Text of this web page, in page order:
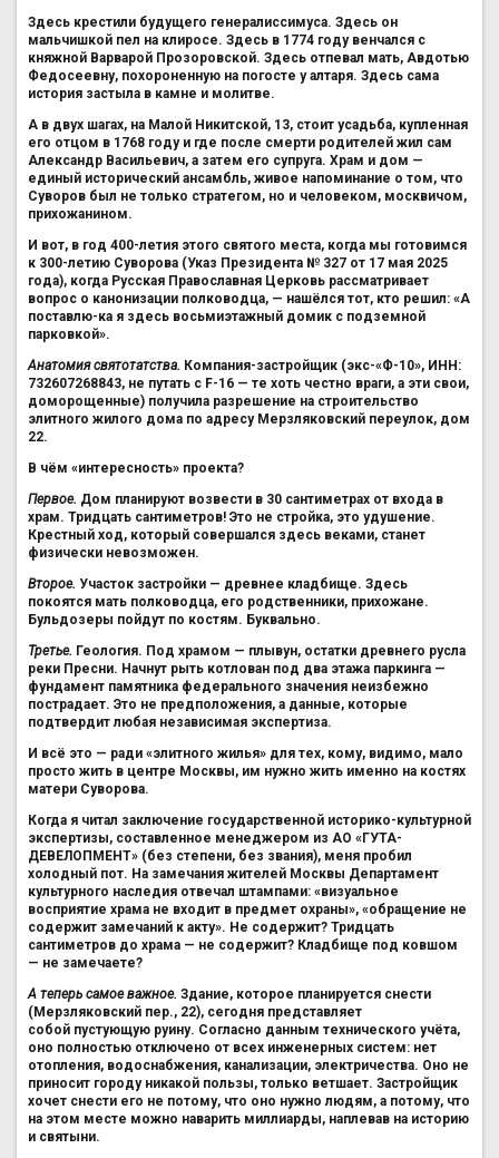
Здесь крестили будущего генералиссимуса. Здесь он
мальчишкой пел на клиросе. Здесь в 1774 году венчался с
княжной Варварой Прозоровской. Здесь отпевал мать, Авдотью
Федосеевну, похороненную на погосте у алтаря. Здесь сама
история застыла в камне и молитве.
А в двух шагах, на Малой Никитской, 13, стоит усадьба, купленная
его отцом в 1768 году и где после смерти родителей жил сам
Александр Васильевич, а затем его супруга. Храм и дом —
единый исторический ансамбль, живое напоминание о том, что
Суворов был не только стратегом, но и человеком, москвичом,
прихожанином.
И вот, в год 400-летия этого святого места, когда мы готовимся
к 300-летию Суворова (Указ Президента № 327 от 17 мая 2025
года), когда Русская Православная Церковь рассматривает
вопрос о канонизации полководца, — нашёлся тот, кто решил: «А
поставлю-ка я здесь восьмиэтажный домик с подземной
парковкой».
Анатомия святотатства. Компания-застройщик (экс-«Ф-10», ИНН:
732607268843, не путать с F-16 — те хоть честно враги, а эти свои,
доморощенные) получила разрешение на строительство
элитного жилого дома по адресу Мерзляковский переулок, дом
22.
В чём «интересность» проекта?
Первое. Дом планируют возвести в 30 сантиметрах от входа в
храм. Тридцать сантиметров! Это не стройка, это удушение.
Крестный ход, который совершался здесь веками, станет
физически невозможен.
Второе. Участок застройки — древнее кладбище. Здесь
покоятся мать полководца, его родственники, прихожане.
Бульдозеры пойдут по костям. Буквально.
Третье. Геология. Под храмом — плывун, остатки древнего русла
реки Пресни. Начнут рыть котлован под два этажа паркинга —
фундамент памятника федерального значения неизбежно
пострадает. Это не предположения, а данные, которые
подтвердит любая независимая экспертиза.
И всё это — ради «элитного жилья» для тех, кому, видимо, мало
просто жить в центре Москвы, им нужно жить именно на костях
матери Суворова.
Когда я читал заключение государственной историко-культурной
экспертизы, составленное менеджером из АО «ГУТА-
ДЕВЕЛОПМЕНТ» (без степени, без звания), меня пробил
холодный пот. На замечания жителей Москвы Департамент
культурного наследия отвечал штампами: «визуальное
восприятие храма не входит в предмет охраны», «обращение не
содержит замечаний к акту». Не содержит? Тридцать
сантиметров до храма — не содержит? Кладбище под ковшом
— не замечаете?
А теперь самое важное. Здание, которое планируется снести
(Мерзляковский пер., 22), сегодня представляет
собой пустующую руину. Согласно данным технического учёта,
оно полностью отключено от всех инженерных систем: нет
отопления, водоснабжения, канализации, электричества. Оно не
приносит городу никакой пользы, только ветшает. Застройщик
хочет снести его не потому, что оно нужно людям, а потому, что
на этом месте можно наварить миллиарды, наплевав на историю
и святыни.